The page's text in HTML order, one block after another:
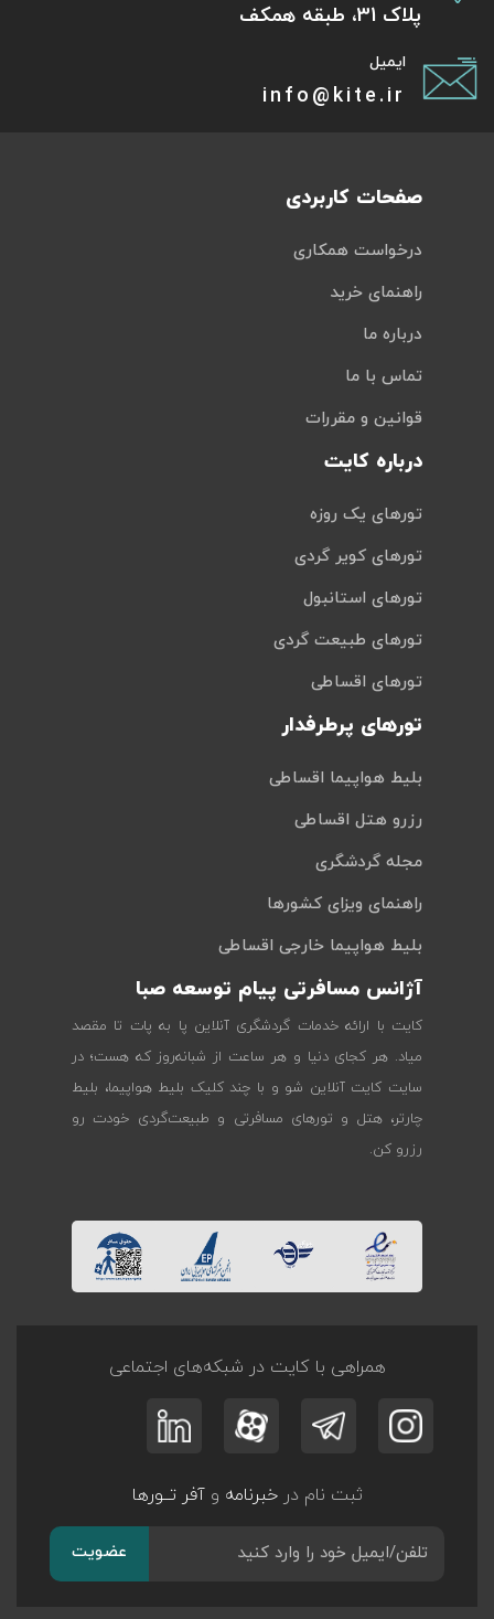
پلاک 31، طبقه همکف
ایمیل
info@kite.ir
صفحات کاربردی
درخواست همکاری
راهنمای خرید
درباره ما
تماس با ما
قوانین و مقررات
درباره کایت
تورهای یک روزه
تورهای کویر گردی
تورهای استانبول
تورهای طبیعت گردی
تورهای اقساطی
تورهای پرطرفدار
بلیط هواپیما اقساطی
رزرو هتل اقساطی
مجله گردشگری
راهنمای ویزای کشورها
بلیط هواپیما خارجی اقساطی
آژانس مسافرتی پیام توسعه صبا
کایت با ارائه خدمات گردشگری آنلاین پا به پات تا مقصد
میاد. هر کجای دنیا و هر ساعت از شبانه‌روز که هست؛ در
سایت کایت آنلاین شو و با چند کلیک بلیط هواپیما، بلیط
چارتر، هتل و تورهای مسافرتی و طبیعت‌گردی خودت رو
رزرو کن.
همراهی با کایت در شبکه‌های اجتماعی
ثبت نام درخبرنامه وآفر تــورها
عضویت